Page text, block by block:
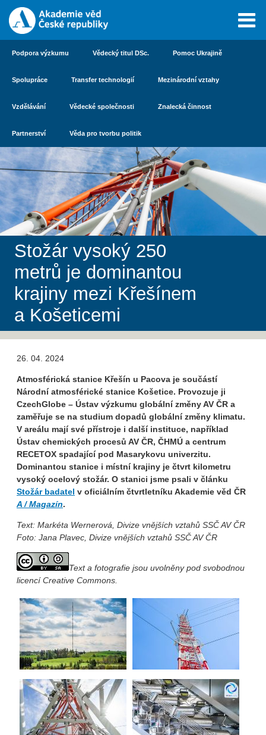
Podpora výzkumu Vědecký titul DSc. Pomoc Ukrajině
Spolupráce Transfer technologií Mezinárodní vztahy
Vzdělávání Vědecké společnosti Znalecká činnost
Partnerství Věda pro tvorbu politik
Stožár vysoký 250
metrů je dominantou
krajiny mezi Křešínem
a Košeticemi
26. 04. 2024
Atmosférická stanice Křešín u Pacova je součástí
Národní atmosférické stanice Košetice. Provozuje ji
CzechGlobe – Ústav výzkumu globální změny AV ČR a
zaměřuje se na studium dopadů globální změny klimatu.
V areálu mají své přístroje i další instituce, například
Ústav chemických procesů AV ČR, ČHMÚ a centrum
RECETOX spadající pod Masarykovu univerzitu.
Dominantou stanice i místní krajiny je čtvrt kilometru
vysoký ocelový stožár. O stanici jsme psali v článku
Stožár badatel v oficiálním čtvrtletníku Akademie věd ČR
A / Magazín.
Text: Markéta Wernerová, Divize vnějších vztahů SSČ AV ČR
Foto: Jana Plavec, Divize vnějších vztahů SSČ AV ČR
Text a fotografie jsou uvolněny pod svobodnou
licencí Creative Commons.